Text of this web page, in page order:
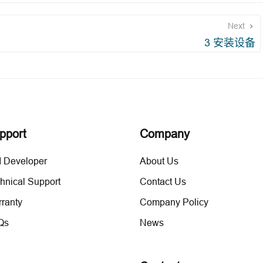
Next
3 安装设备
Developer
Support
Company
About Us
Contact Us
Company Policy
News